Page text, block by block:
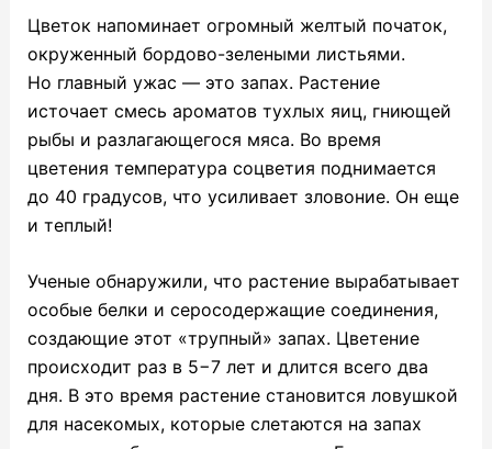
Цветок напоминает огромный желтый початок,
окруженный бордово-зелеными листьями.
Но главный ужас — это запах. Растение
источает смесь ароматов тухлых яиц, гниющей
рыбы и разлагающегося мяса. Во время
цветения температура соцветия поднимается
до 40 градусов, что усиливает зловоние. Он еще
и теплый!
Ученые обнаружили, что растение вырабатывает
особые белки и серосодержащие соединения,
создающие этот «трупный» запах. Цветение
происходит раз в 5−7 лет и длится всего два
дня. В это время растение становится ловушкой
для насекомых, которые слетаются на запах